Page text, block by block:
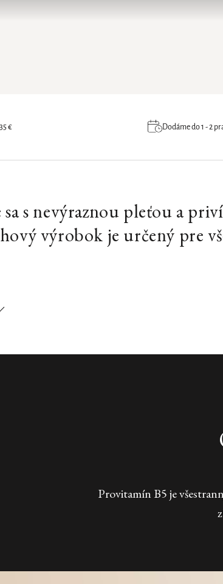
€ Dodáme do 1 - 2
s nevýraznou pleťou a
výrobok je určený pre
Provitamín B5 je